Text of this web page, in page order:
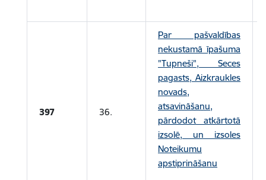
397 36.
Par pašvaldības
nekustamā īpašuma
"Tupneši", Seces
pagasts, Aizkraukles
novads,
atsavināšanu,
pārdodot atkārtotā
izsolē, un izsoles
Noteikumu
apstiprināšanu